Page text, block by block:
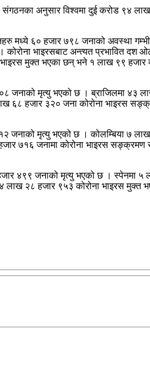
अनुसार विश्वमा दुई करोड ९४
मध्ये ६० हजार ७९८ जनाको अवस्था
भाइरसबाट अन्त्यत प्रभावित दश
मुक्त भएका छन् भने १ लाख ९९ हजार
जनाको मृत्यु भएको छ । ब्राजिलमा ४३
६८ हजार ३२० जना कोरोना भाइरस
मृत्यु भएको छ । कोलम्बिया ७ लाख
७१६ जनामा कोरोना भाइरस
४९९ जनाको मृत्यु भएको छ । स्पेनमा ५
२८ हजार ९५३ कोरोना भाइरस मुक्त